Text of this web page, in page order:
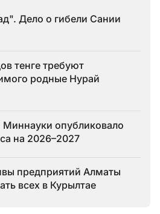
Дело о гибели Сании
тенге требуют
родные Нурай
Миннауки опубликовало
на 2026–2027
предприятий Алматы
всех в Курылтае